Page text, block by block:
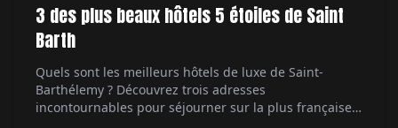
3 des plus beaux hôtels 5 étoiles de Saint
Barth
Quels sont les meilleurs hôtels de luxe de Saint-
Barthélemy ? Découvrez trois adresses
incontournables pour séjourner sur la plus française